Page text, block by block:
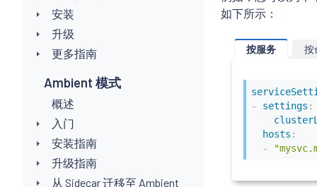
安装
升级
更多指南
Ambient 模式
概述
入门
安装指南
升级指南
从 Sidecar 迁移至 Ambient
如下所示：
按服务 按
-
settings :
hosts :
-